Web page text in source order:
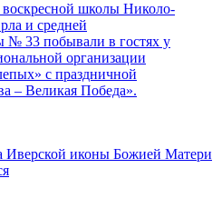
школы Николо-
и средней
№ 33 побывали в гостях у
организации
с праздничной
– Великая Победа».